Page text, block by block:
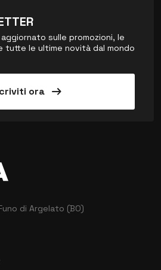
sulle promozioni, le
tutte le ultime novità dal mondo
ora arrow_right_alt
di Argelato (BO)